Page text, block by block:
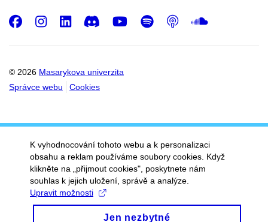
© 2026 Masarykova univerzita
Správce webu
Cookies
Facebook
Instagram
LinkedIn
DiscordYoutube
Spotify
Podcast
K vyhodnocování tohoto webu a k personalizaci
obsahu a reklam používáme soubory cookies. Když
klikněte na „přijmout cookies", poskytnete nám
souhlas k jejich uložení, správě a analýze.
Upravit možnosti
Jen nezbytné